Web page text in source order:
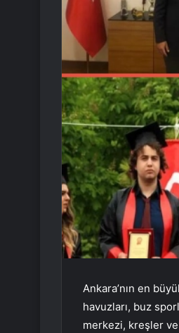
Ankara’nın en
havuzları, buz
merkezi, kreşler ve